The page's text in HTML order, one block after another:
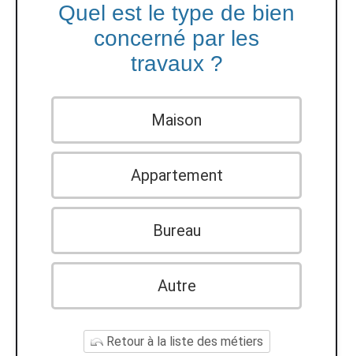
Quel est le type de bien
concerné par les
travaux ?
Maison
Appartement
Bureau
Autre
Retour à la liste des métiers